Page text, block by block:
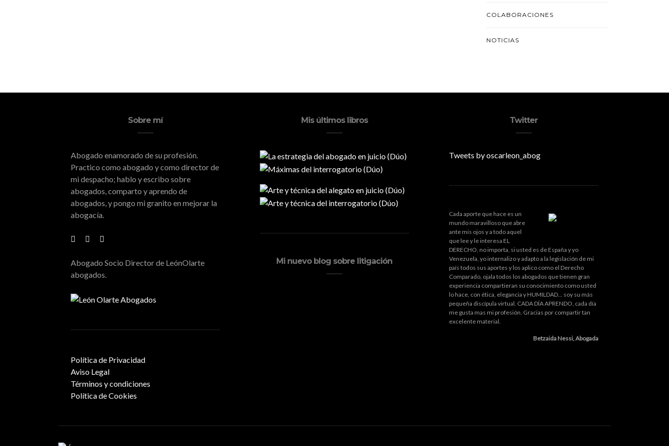
COLABORACIONES
NOTICIAS
Sobre mí
Abogado enamorado de su profesión.
Practico como abogado y como director de
mi despacho; hablo y escribo sobre
abogados, comparto y aprendo de
abogados, y pongo mi granito en mejorar la
abogacía.
Abogado Socio Director de LeónOlarte
abogados.
Política de Privacidad
Aviso Legal
Términos y condiciones
Política de Cookies
Mis últimos libros
Mi nuevo blog sobre litigación
Twitter
Tweets by oscarleon_abog
Cada aporte que hace es un
mundo maravilloso que abre
ante mis ojos y a todo aquel
que lee y le interesa EL
DERECHO, no importa, si usted es de España y yo
Venezuela, yo internalizo y adapto a la legislación de mi
país todos sus aportes y los aplico como el Derecho
Comparado, ojala todos los abogados que tienen gran
experiencia compartieran su conocimiento como usted
lo hace, con ética, elegancia y HUMILDAD... soy su más
pequeña discípula virtual. CADA DÍA APRENDO, cada día
me gusta mas mi profesión. Gracias por compartir tan
excelente material.
Betzaida Nessi, Abogada